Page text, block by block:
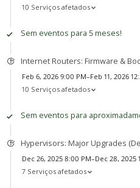
10 Serviços afetados
Sem eventos para 5 meses!
Internet Routers: Firmware &
Feb 6, 2026 9:00 PM–Feb 11, 2026
10 Serviços afetados
Sem eventos para
Hypervisors: Major Upgrades
Dec 26, 2025 8:00 PM–Dec 28, 2025
7 Serviços afetados